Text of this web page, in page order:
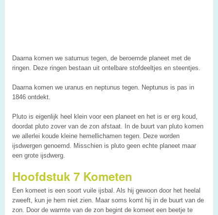
Daarna komen we saturnus tegen, de beroemde planeet met de
ringen. Deze ringen bestaan uit ontelbare stofdeeltjes en steentjes.
Daarna komen we uranus en neptunus tegen. Neptunus is pas in
1846 ontdekt.
Pluto is eigenlijk heel klein voor een planeet en het is er erg koud,
doordat pluto zover van de zon afstaat. In de buurt van pluto komen
we allerlei koude kleine hemellichamen tegen. Deze worden
ijsdwergen genoemd. Misschien is pluto geen echte planeet maar
een grote ijsdwerg.
Hoofdstuk 7 Kometen
Een komeet is een soort vuile ijsbal. Als hij gewoon door het heelal
zweeft, kun je hem niet zien. Maar soms komt hij in de buurt van de
zon. Door de warmte van de zon begint de komeet een beetje te